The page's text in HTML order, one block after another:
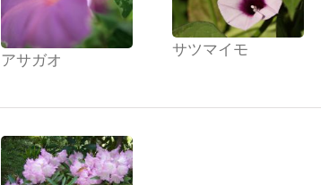
アサガオ
サツマイモ